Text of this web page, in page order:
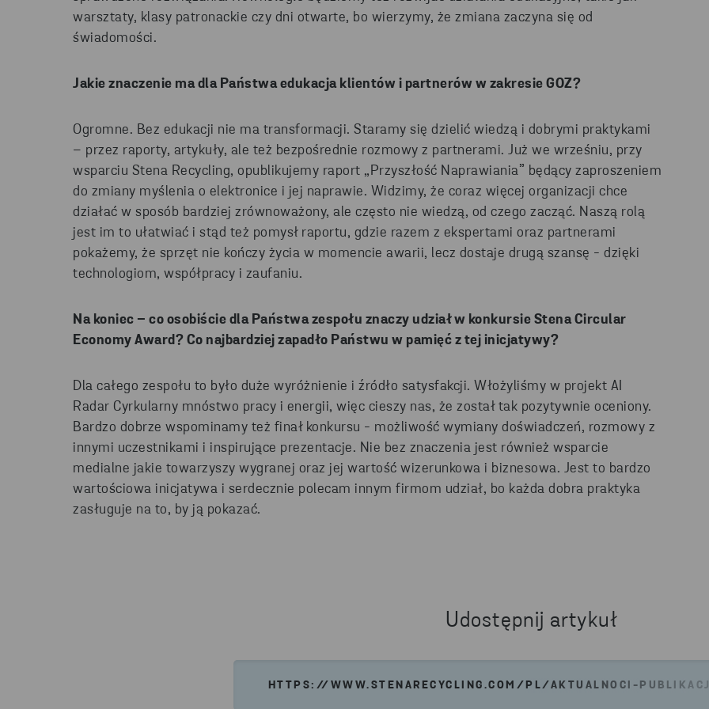
warsztaty, klasy patronackie czy dni otwarte, bo wierzymy, że zmiana zaczyna się od
świadomości.
Jakie znaczenie ma dla Państwa edukacja klientów i partnerów w zakresie GOZ?
Ogromne. Bez edukacji nie ma transformacji. Staramy się dzielić wiedzą i dobrymi praktykami
– przez raporty, artykuły, ale też bezpośrednie rozmowy z partnerami. Już we wrześniu, przy
wsparciu Stena Recycling, opublikujemy raport „Przyszłość Naprawiania” będący zaproszeniem
do zmiany myślenia o elektronice i jej naprawie. Widzimy, że coraz więcej organizacji chce
działać w sposób bardziej zrównoważony, ale często nie wiedzą, od czego zacząć. Naszą rolą
jest im to ułatwiać i stąd też pomysł raportu, gdzie razem z ekspertami oraz partnerami
pokażemy, że sprzęt nie kończy życia w momencie awarii, lecz dostaje drugą szansę - dzięki
technologiom, współpracy i zaufaniu.
Na koniec – co osobiście dla Państwa zespołu znaczy udział w konkursie Stena Circular
Economy Award? Co najbardziej zapadło Państwu w pamięć z tej inicjatywy?
Dla całego zespołu to było duże wyróżnienie i źródło satysfakcji. Włożyliśmy w projekt AI
Radar Cyrkularny mnóstwo pracy i energii, więc cieszy nas, że został tak pozytywnie oceniony.
Bardzo dobrze wspominamy też finał konkursu - możliwość wymiany doświadczeń, rozmowy z
innymi uczestnikami i inspirujące prezentacje. Nie bez znaczenia jest również wsparcie
medialne jakie towarzyszy wygranej oraz jej wartość wizerunkowa i biznesowa. Jest to bardzo
wartościowa inicjatywa i serdecznie polecam innym firmom udział, bo każda dobra praktyka
zasługuje na to, by ją pokazać.
Udostępnij artykuł
HTTPS://WWW.STENARECYCLING.COM/PL/AKTUALNOCI-